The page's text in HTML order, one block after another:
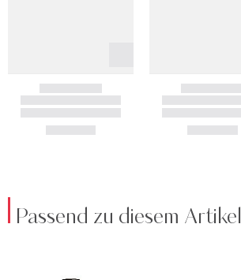
Passend zu diesem Artikel